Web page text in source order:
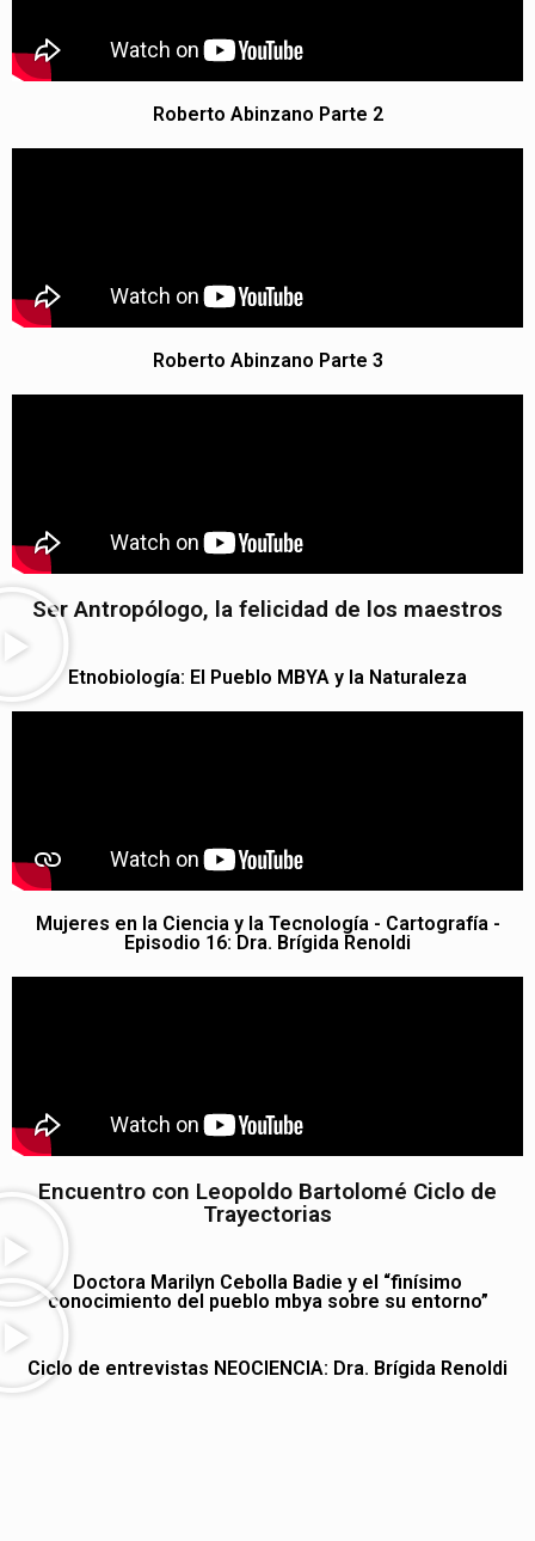
Roberto Abinzano Parte 2
Roberto Abinzano Parte 3
Ser Antropólogo, la felicidad de los maestros
Etnobiología: El Pueblo MBYA y la Naturaleza
Mujeres en la Ciencia y la Tecnología - Cartografía -
Episodio 16: Dra. Brígida Renoldi
Encuentro con Leopoldo Bartolomé Ciclo de
Trayectorias
Doctora Marilyn Cebolla Badie y el “finísimo
conocimiento del pueblo mbya sobre su entorno”
Ciclo de entrevistas NEOCIENCIA: Dra. Brígida Renoldi